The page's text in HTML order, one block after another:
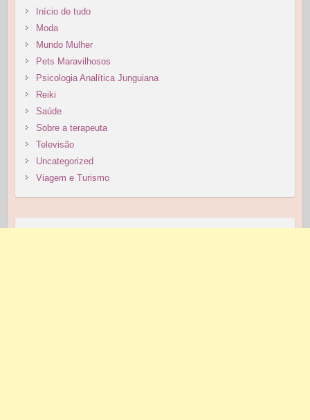
Início de tudo
Moda
Mundo Mulher
Pets Maravilhosos
Psicologia Analítica Junguiana
Reiki
Saúde
Sobre a terapeuta
Televisão
Uncategorized
Viagem e Turismo